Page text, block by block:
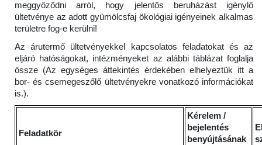
meggyőződni arról, hogy jelentős beruházást igénylő
ültetvénye az adott gyümölcsfaj ökológiai igényeinek alkalmas
területre fog-e kerülni!
Az árutermő ültetvényekkel kapcsolatos feladatokat és az
eljáró hatóságokat, intézményeket az alábbi táblázat foglalja
össze (Az egységes áttekintés érdekében elhelyeztük itt a
bor- és csemegeszőlő ültetvényekre vonatkozó információkat
is.).
Feladatkör
Kérelem /
bejelentés
benyújtásának